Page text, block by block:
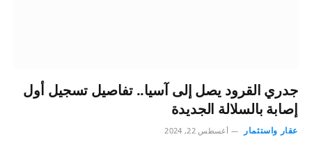
جدري القرود يصل إلى آسيا.. تفاصيل تسجيل أول
إصابة بالسلالة الجديدة
عقار واستثمار أغسطس 22, 2024